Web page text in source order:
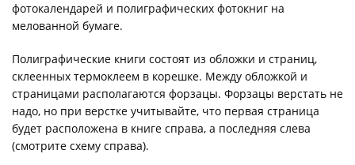
фотокалендарей и полиграфических фотокниг на
мелованной бумаге.
Полиграфические книги состоят из обложки и страниц,
склеенных термоклеем в корешке. Между обложкой и
страницами располагаются форзацы. Форзацы верстать не
надо, но при верстке учитывайте, что первая страница
будет расположена в книге справа, а последняя слева
(смотрите схему справа).